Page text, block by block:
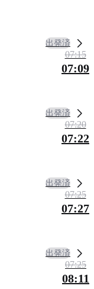
出発済
07:15
07:09
出発済
07:20
07:22
出発済
07:25
07:27
出発済
07:25
08:11